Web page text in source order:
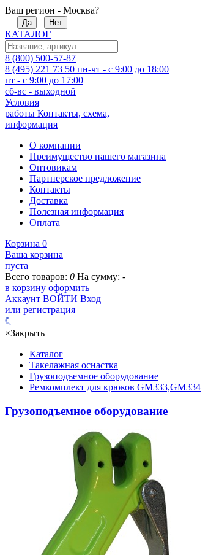
Ваш регион - Москва?
Да Нет
КАТАЛОГ
8 (800) 500-57-87
8 (495) 221 73 50 пн-чт - с 9:00 до 18:00
пт - с 9:00 до 17:00
сб-вс - выходной
Условия
работы Контакты, схема,
информация
О компании
Преимущество нашего магазина
Оптовикам
Партнерское предложение
Контакты
Доставка
Полезная информация
Оплата
Корзина 0
Ваша корзина
пуста
Всего товаров: 0 На сумму: -
в корзину оформить
Аккаунт ВОЙТИ Вход
или регистрация
×Закрыть
Каталог
Такелажная оснастка
Грузоподъемное оборудование
Ремкомплект для крюков GM333,GM334
Грузоподъемное оборудование